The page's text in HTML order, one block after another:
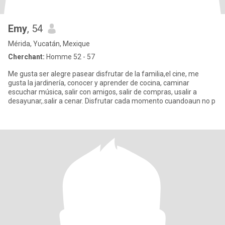
Emy, 54
Mérida, Yucatán, Mexique
Cherchant: Homme 52 - 57
Me gusta ser alegre pasear disfrutar de la familia,el cine, me
gusta la jardinería, conocer y aprender de cocina, caminar
escuchar música, salir con amigos, salir de compras, usalir a
desayunar,.salir a cenar. Disfrutar cada momento cuandoaun no p